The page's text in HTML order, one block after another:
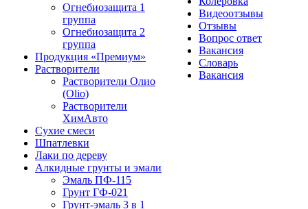
Огнебиозащита 1
группа
Огнебиозащита 2
группа
Продукция «Премиум»
Растворители
Растворители Олио
(Olio)
Растворители
ХимАвто
Сухие смеси
Шпатлевки
Лаки по дереву
Алкидные грунты и эмали
Эмаль ПФ-115
Грунт ГФ-021
Грунт-эмаль 3 в 1
Видеоотзывы
Отзывы
Вопрос ответ
Вакансия
Словарь
Вакансия